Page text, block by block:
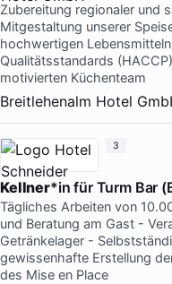
Zubereitung regionaler und
Mitgestaltung unserer
hochwertigen
Qualitätsstandards
motivierten Küchenteam
Breitlehenalm Hotel
Kellner*in für Turm Bar
Tägliches Arbeiten von
und Beratung am Gast -
Getränkelager -
gewissenhafte Erstellung
des Mise en Place
3